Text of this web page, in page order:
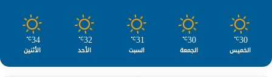
30
℃
الخميس
30
℃
الجمعة
31
℃
السبت
32
℃
الأحد
34
℃
الأثنين